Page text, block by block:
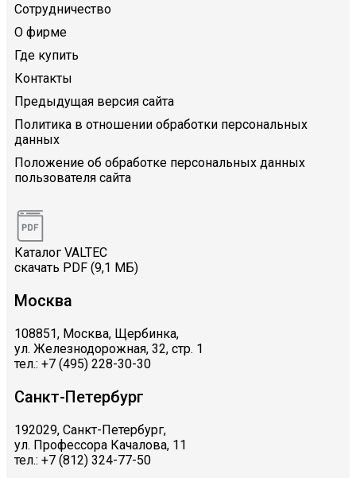
Сотрудничество
О фирме
Где купить
Контакты
Предыдущая версия сайта
Политика в отношении обработки персональных
данных
Положение об обработке персональных данных
пользователя сайта
Каталог VALTEC
скачать PDF (9,1 МБ)
Москва
108851, Москва, Щербинка,
ул. Железнодорожная, 32, стр. 1
тел.: +7 (495) 228-30-30
Санкт-Петербург
192029, Санкт-Петербург,
ул. Профессора Качалова, 11
тел.: +7 (812) 324-77-50